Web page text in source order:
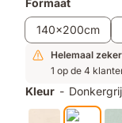
maximale
ventilatie
Extra
producten
Formaat
140x200cm
Helemaal
1 op de 4
Kleur -